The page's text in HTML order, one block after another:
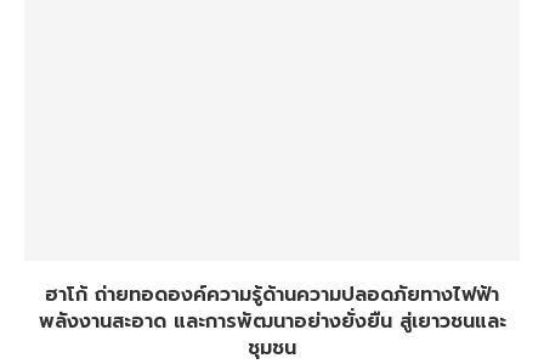
ฮาโก้ ถ่ายทอดองค์ความรู้ด้านความปลอดภัยทางไฟฟ้า
พลังงานสะอาด และการพัฒนาอย่างยั่งยืน สู่เยาวชนและ
ชุมชน